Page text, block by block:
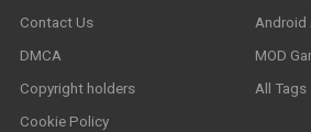
Contact Us
DMCA
Copyright holders
Cookie Policy
Android
MOD
All Tags